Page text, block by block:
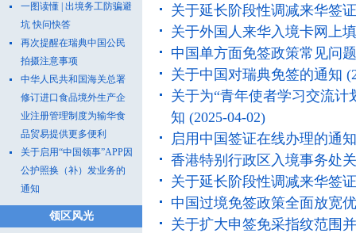
一图读懂 | 出境务工防骗避
坑 快问快答
再次提醒在瑞典中国公民
拍摄注意事项
中华人民共和国海关总署
修订进口食品境外生产企
业注册管理制度为输华食
品贸易提供更多便利
关于启用“中国领事”APP因
公护照换（补）发业务的
通知
领区风光
关于延长阶段性调减来华签
关于外国人来华入境卡网上
中国单方面免签政策常见问
关于中国对瑞典免签的通知
关于为“青年使者学习交流计
知 (2025-04-02)
启用中国签证在线办理的通知
香港特别行政区入境事务处
关于延长阶段性调减来华签
中国过境免签政策全面放宽
关于扩大申签免采指纹范围